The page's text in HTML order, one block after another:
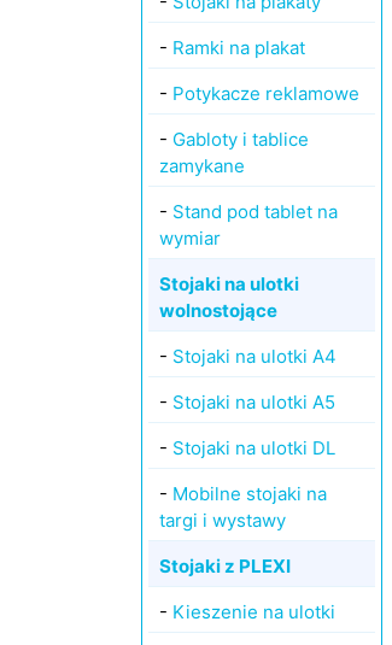
- Ramki na plakat
- Potykacze reklamowe
- Gabloty i tablice
zamykane
- Stand pod tablet na
wymiar
Stojaki na ulotki
wolnostojące
- Stojaki na ulotki A4
- Stojaki na ulotki A5
- Stojaki na ulotki DL
- Mobilne stojaki na
targi i wystawy
Stojaki z PLEXI
- Kieszenie na ulotki